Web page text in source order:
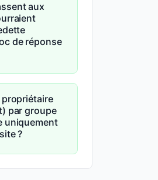
aux
de réponse
par groupe
uniquement
?